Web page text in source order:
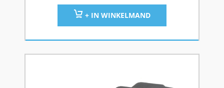
+ IN WINKELMAND